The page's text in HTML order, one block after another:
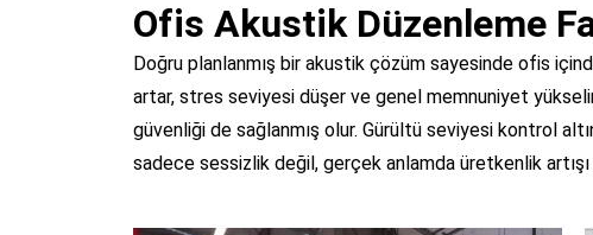
Ofis Akustik Düzenleme
Doğru planlanmış bir akustik çözüm sayesinde ofis
artar, stres seviyesi düşer ve genel memnuniyet
güvenliği de sağlanmış olur. Gürültü seviyesi kontrol
sadece sessizlik değil, gerçek anlamda üretkenlik artışı